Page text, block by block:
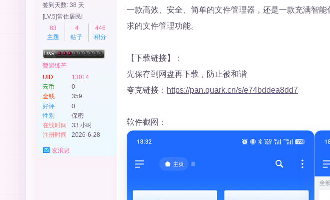
社
签到天数: 38 天
[LV.5]常住居民I
83
主题
4
帖子
446
积分
暂避锋芒
UID
13014
云币
0
金钱
359
好评
0
性别
保密
在线时间
33 小时
注册时间
2026-6-28
发消息
一款高效、安全、简单的文件管理器，还是一款充满智
求的文件管理功能。
【下载链接】：
先保存到网盘再下载，防止被和谐
夸克链接： https://pan.quark.cn/s/e74bddea8dd7
软件截图：